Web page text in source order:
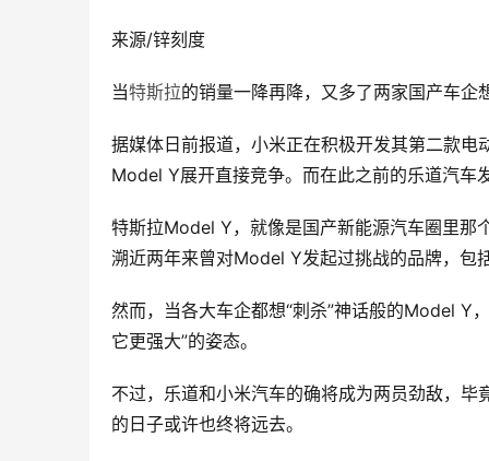
来源/锌刻度
当特斯拉的销量一降再降，又多了两家国产车
据媒体日前报道，小米正在积极开发其第二款
Model Y展开直接竞争。而在此之前的乐道汽
特斯拉Model Y，就像是国产新能源汽车圈里那
溯近两年来曾对Model Y发起过挑战的品牌，包
然而，当各大车企都想“刺杀”神话般的Model Y
它更强大”的姿态。
不过，乐道和小米汽车的确将成为两员劲敌，
的日子或许也终将远去。